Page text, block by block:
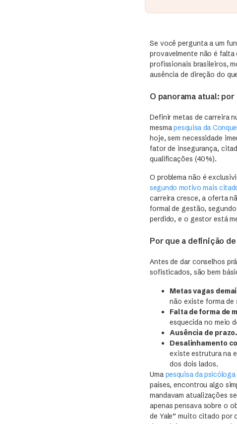
Se você pergunta a um
provavelmente não é falta
profissionais brasileiros,
ausência de direção do
O panorama atual:
Definir metas de carreira
mesmapesquisa da
hoje, sem necessidade
fator de insegurança,
qualificações (40%).
O problema não é
segundo motivo mais
carreira cresce, a oferta
formal de gestão,
perdido, e o gestor está
Por que a definição
Antes de dar conselhos
sofisticados, são bem
Metas vagas
não existe forma de
Falta de forma de
esquecida no meio
Ausência de prazo.
Desalinhamento
existe estrutura na
dos dois lados.
Uma pesquisa da
países, encontrou algo
mandavam atualizações
apenas pensava sobre o
de Yale” muito citado por